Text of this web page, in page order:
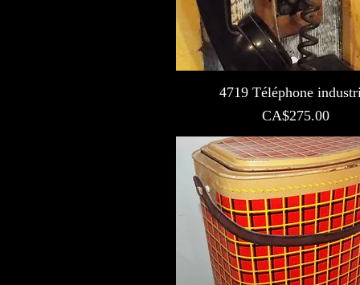
4719 Téléphone
Prix
CA$275.00